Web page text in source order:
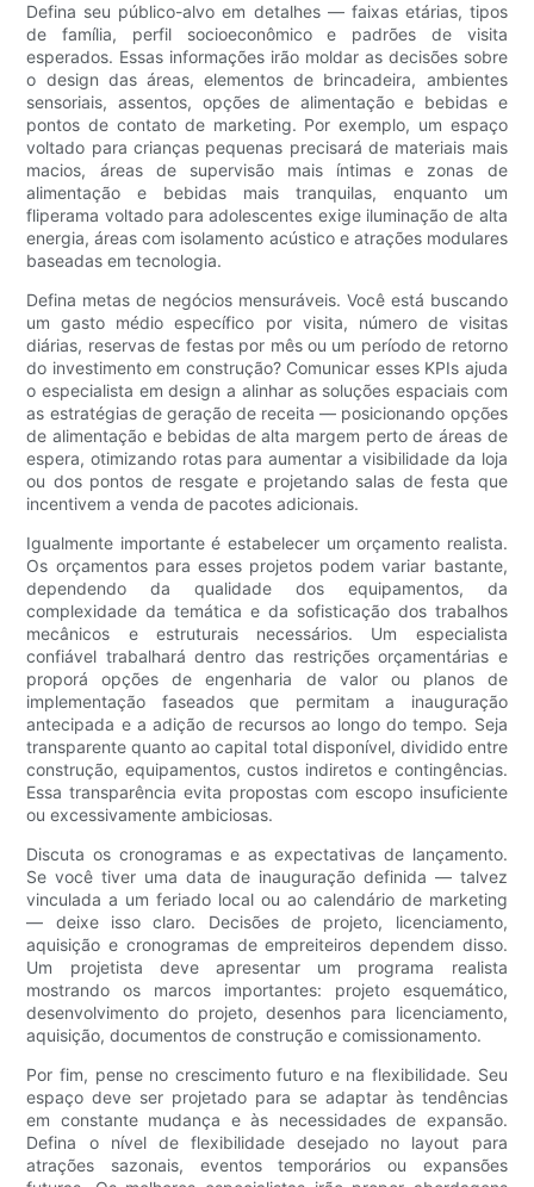
Defina seu público-alvo em detalhes — faixas etárias, tipos
de família, perfil socioeconômico e padrões de visita
esperados. Essas informações irão moldar as decisões sobre
o design das áreas, elementos de brincadeira, ambientes
sensoriais, assentos, opções de alimentação e bebidas e
pontos de contato de marketing. Por exemplo, um espaço
voltado para crianças pequenas precisará de materiais mais
macios, áreas de supervisão mais íntimas e zonas de
alimentação e bebidas mais tranquilas, enquanto um
fliperama voltado para adolescentes exige iluminação de alta
energia, áreas com isolamento acústico e atrações modulares
baseadas em tecnologia.
Defina metas de negócios mensuráveis. Você está buscando
um gasto médio específico por visita, número de visitas
diárias, reservas de festas por mês ou um período de retorno
do investimento em construção? Comunicar esses KPIs ajuda
o especialista em design a alinhar as soluções espaciais com
as estratégias de geração de receita — posicionando opções
de alimentação e bebidas de alta margem perto de áreas de
espera, otimizando rotas para aumentar a visibilidade da loja
ou dos pontos de resgate e projetando salas de festa que
incentivem a venda de pacotes adicionais.
Igualmente importante é estabelecer um orçamento realista.
Os orçamentos para esses projetos podem variar bastante,
dependendo da qualidade dos equipamentos, da
complexidade da temática e da sofisticação dos trabalhos
mecânicos e estruturais necessários. Um especialista
confiável trabalhará dentro das restrições orçamentárias e
proporá opções de engenharia de valor ou planos de
implementação faseados que permitam a inauguração
antecipada e a adição de recursos ao longo do tempo. Seja
transparente quanto ao capital total disponível, dividido entre
construção, equipamentos, custos indiretos e contingências.
Essa transparência evita propostas com escopo insuficiente
ou excessivamente ambiciosas.
Discuta os cronogramas e as expectativas de lançamento.
Se você tiver uma data de inauguração definida — talvez
vinculada a um feriado local ou ao calendário de marketing
— deixe isso claro. Decisões de projeto, licenciamento,
aquisição e cronogramas de empreiteiros dependem disso.
Um projetista deve apresentar um programa realista
mostrando os marcos importantes: projeto esquemático,
desenvolvimento do projeto, desenhos para licenciamento,
aquisição, documentos de construção e comissionamento.
Por fim, pense no crescimento futuro e na flexibilidade. Seu
espaço deve ser projetado para se adaptar às tendências
em constante mudança e às necessidades de expansão.
Defina o nível de flexibilidade desejado no layout para
atrações sazonais, eventos temporários ou expansões